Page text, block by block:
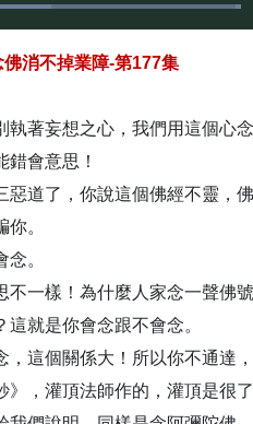
Loaded:
100.00%
消不掉業障-第177集
著妄想之心，我們用這個心
會意思！
道了，你說這個佛經不靈，
。
。
一樣！為什麼人家念一聲佛
就是你會念跟不會念。
這個關係大！所以你不通達，
，灌頂法師作的，灌頂是很